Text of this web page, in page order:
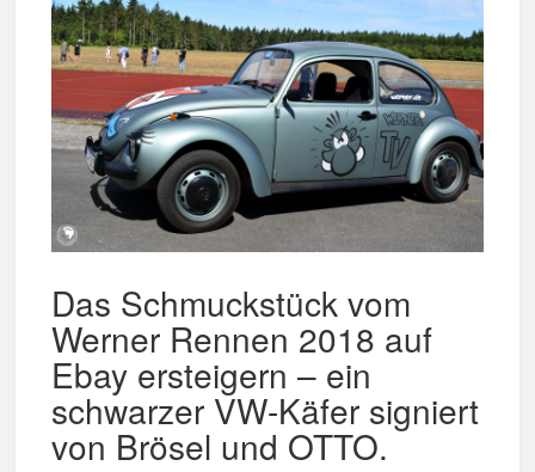
Das Schmuckstück vom
Werner Rennen 2018 auf
Ebay ersteigern – ein
schwarzer VW-Käfer signiert
von Brösel und OTTO.